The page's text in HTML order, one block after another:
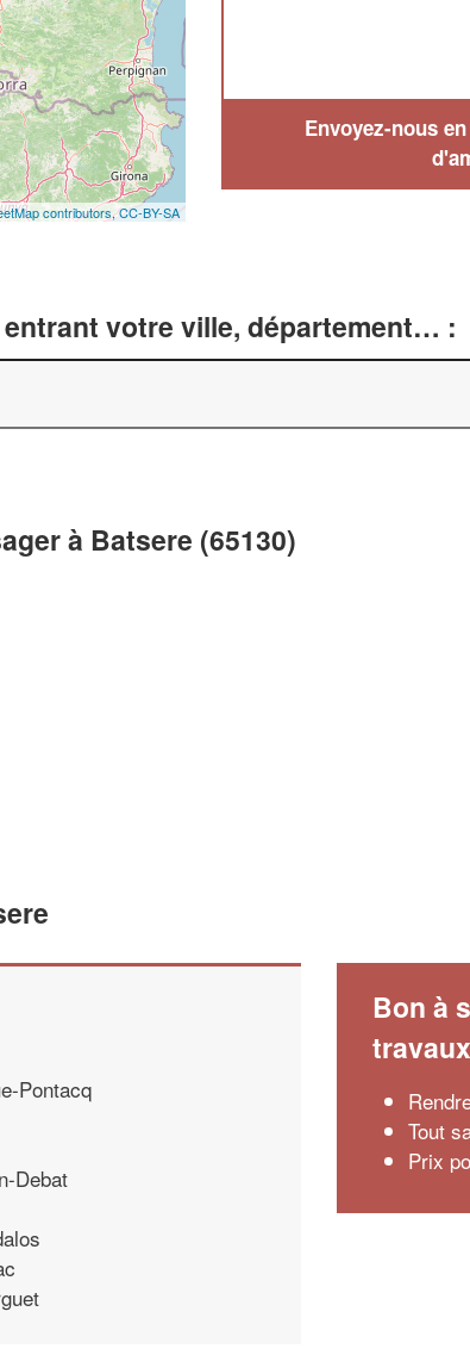
contributors,CC-BY-SA
Envoyez-nous
votre ville, département… :
à Batsere (65130)
Pontacq
Debat
Bon à
travaux
Tout
Prix